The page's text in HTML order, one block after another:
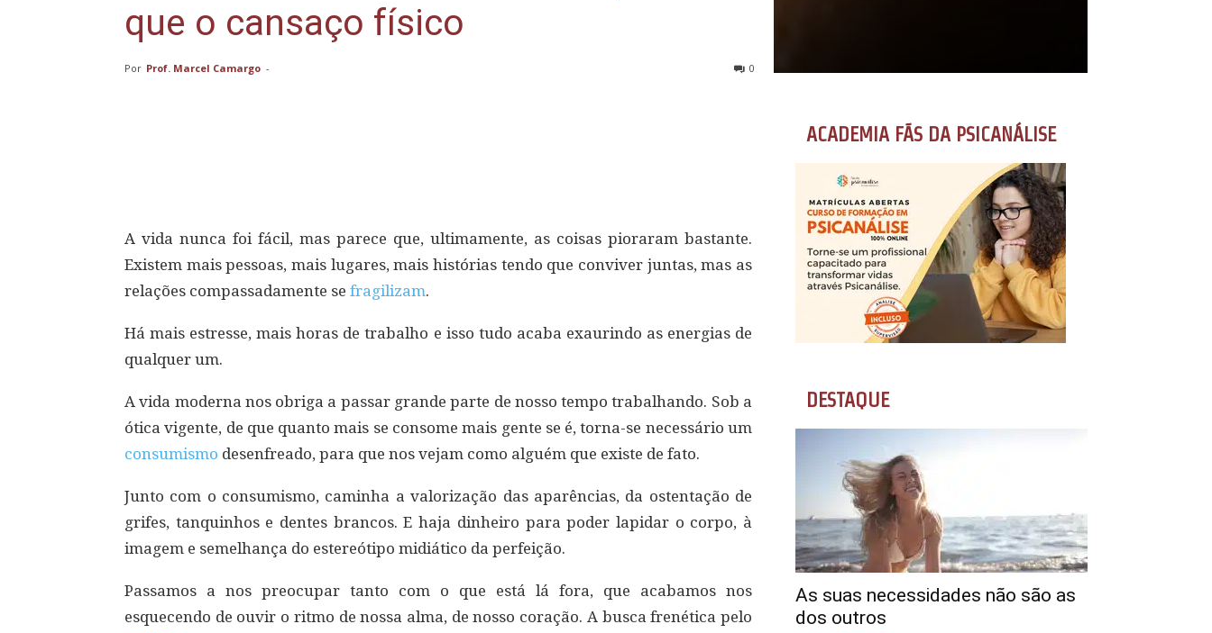
que o cansaço físico
Por Prof. Marcel Camargo - 0
A vida nunca foi fácil, mas parece que, ultimamente, as coisas pioraram bastante.
Existem mais pessoas, mais lugares, mais histórias tendo que conviver juntas, mas as
relações compassadamente se fragilizam.
Há mais estresse, mais horas de trabalho e isso tudo acaba exaurindo as energias de
qualquer um.
A vida moderna nos obriga a passar grande parte de nosso tempo trabalhando. Sob a
ótica vigente, de que quanto mais se consome mais gente se é, torna-se necessário um
consumismo desenfreado, para que nos vejam como alguém que existe de fato.
Junto com o consumismo, caminha a valorização das aparências, da ostentação de
grifes, tanquinhos e dentes brancos. E haja dinheiro para poder lapidar o corpo, à
imagem e semelhança do estereótipo midiático da perfeição.
Passamos a nos preocupar tanto com o que está lá fora, que acabamos nos
esquecendo de ouvir o ritmo de nossa alma, de nosso coração. A busca frenética pelo
ACADEMIA FÃS DA PSICANÁLISE
DESTAQUE
As suas necessidades não são as
dos outros